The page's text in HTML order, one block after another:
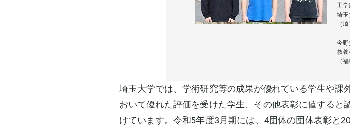
工学
埼玉
（
今野
教養
（
埼玉大学では、学術研究等の成果が優れている学生や課
おいて優れた評価を受けた学生、その他表彰に値すると
けています。令和5年度3月期には、4団体の団体表彰と